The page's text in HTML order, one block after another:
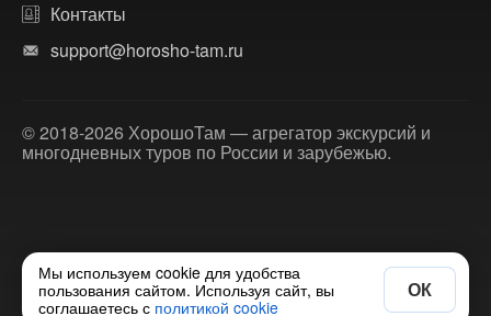
Контакты
support@horosho-tam.ru
© 2018-2026 ХорошоТам — агрегатор экскурсий и
многодневных туров по России и зарубежью.
Мы используем cookie для удобства
пользования сайтом. Используя сайт, вы
соглашаетесь с политикой cookie
ОК